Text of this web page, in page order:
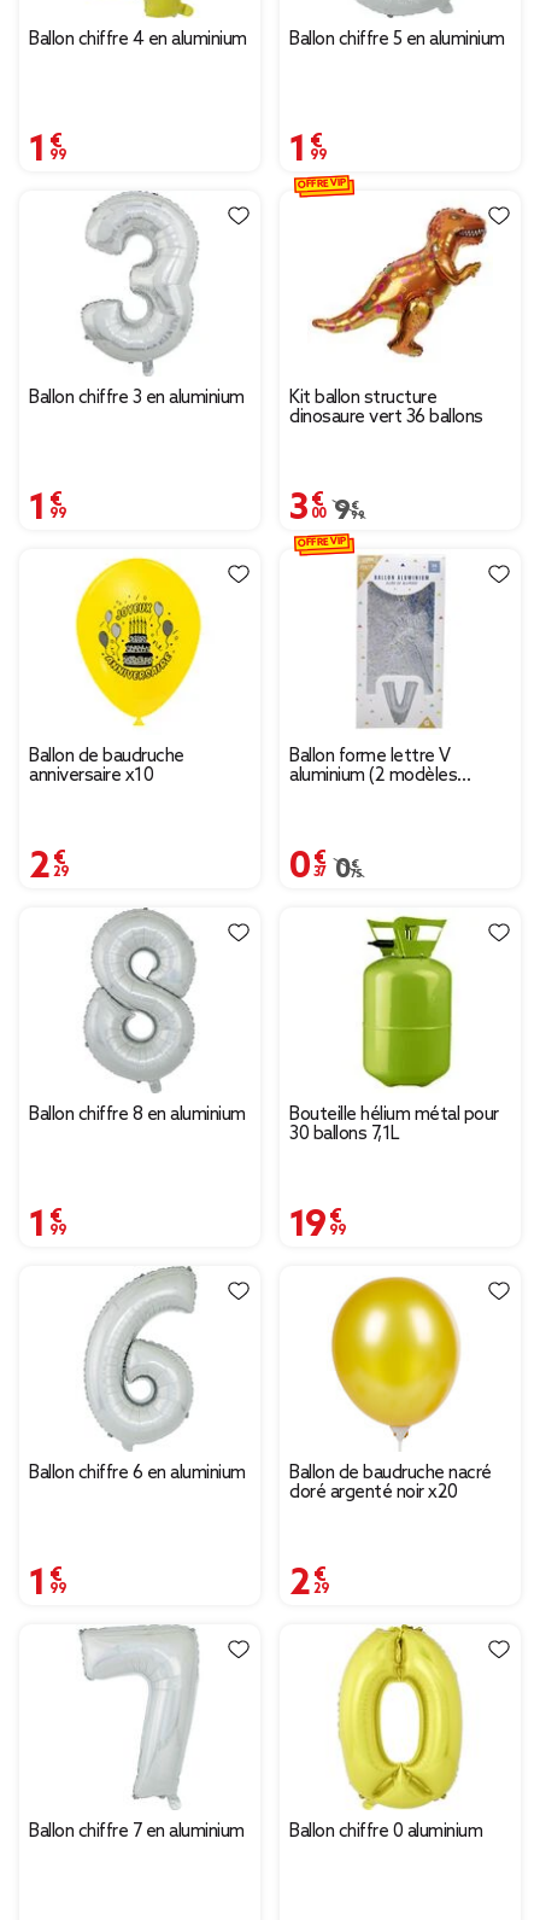
Ballon chiffre 4 en aluminium
1,99 €
Ballon chiffre 5 en aluminium
1,99 €
Ballon chiffre 3 en aluminium
1,99 €
Kit ballon structure
dinosaure vert 36 ballons
3,00 €
Prix remisé de 9,99 € à
9,99 €
OFFRE VIP
Ballon de baudruche
anniversaire x10
2,29 €
Ballon forme lettre V
aluminium (2 modèles
0,37 €
Prix remisé de 0,75 €
0,75 €
OFFRE VIP
Ballon chiffre 8 en aluminium
1,99 €
Bouteille hélium métal pour
30 ballons 7,1L
19,99 €
Ballon chiffre 6 en aluminium
1,99 €
Ballon de baudruche nacré
doré argenté noir x20
2,29 €
Ballon chiffre 7 en aluminium Ballon chiffre 0 aluminium